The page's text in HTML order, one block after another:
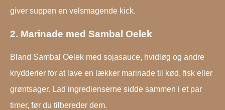
giver suppen en velsmagende kick.
2. Marinade med Sambal Oelek
Bland Sambal Oelek med sojasauce, hvidløg og andre
krydderier for at lave en lækker marinade til kød, fisk eller
grøntsager. Lad ingredienserne sidde sammen i et par
timer, før du tilbereder dem.